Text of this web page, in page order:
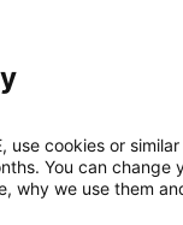
use cookies or
You can
why we use them